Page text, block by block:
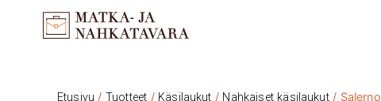
Etusivu / Tuotteet / Käsilaukut / Nahkaiset käsilaukut/ Salerno